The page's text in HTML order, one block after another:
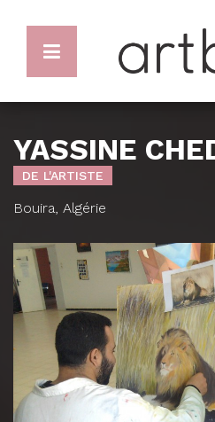
YASSINE
DE L'ARTISTE
Bouira, Algérie